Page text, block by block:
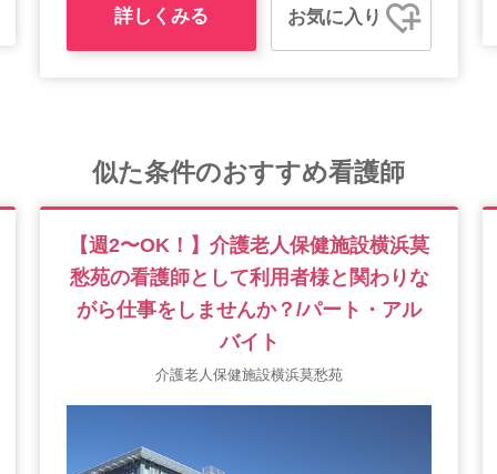
詳しくみる お気に入り
似た条件のおすすめ看護師
【週2〜OK！】介護老人保健施設横浜莫
愁苑の看護師として利用者様と関わりな
がら仕事をしませんか？/パート・アル
バイト
介護老人保健施設横浜莫愁苑